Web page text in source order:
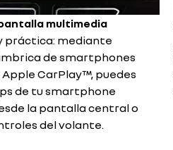
multimedia
práctica: mediante
de smartphones
CarPlay™, puedes
de tu smartphone
la pantalla central o
del volante.